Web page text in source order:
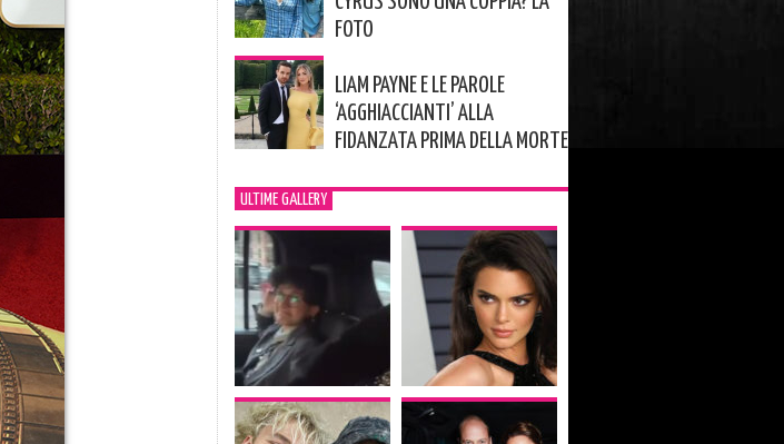
FOTO
LIAM PAYNE E LE PAROLE
‘AGGHIACCIANTI’ ALLA
FIDANZATA PRIMA DELLA MORTE
ULTIME GALLERY